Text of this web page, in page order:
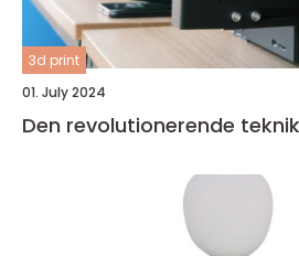
3d print
01. July 2024
Den revolutionerende